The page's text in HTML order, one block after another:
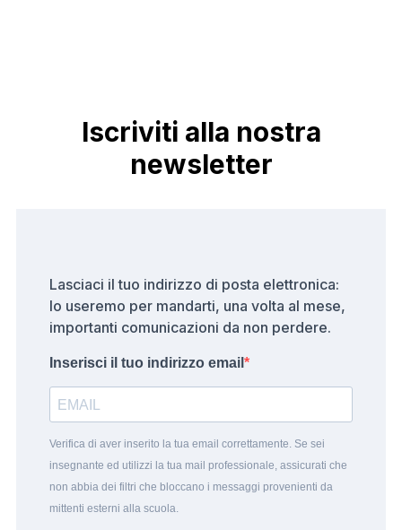
Iscriviti alla nostra
newsletter
Lasciaci il tuo indirizzo di posta elettronica:
lo useremo per mandarti, una volta al mese,
importanti comunicazioni da non perdere.
Inserisci il tuo indirizzo email
Verifica di aver inserito la tua email correttamente. Se sei
insegnante ed utilizzi la tua mail professionale, assicurati che
non abbia dei filtri che bloccano i messaggi provenienti da
mittenti esterni alla scuola.